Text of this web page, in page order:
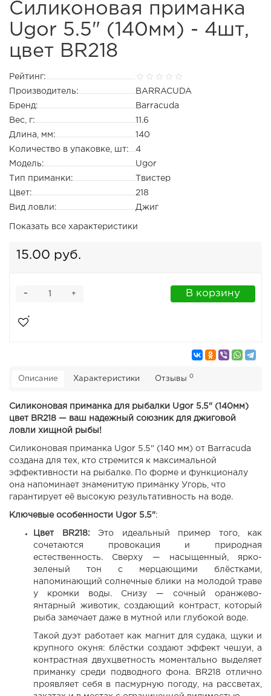
Силиконовая приманка
Ugor 5.5" (140мм) - 4шт,
цвет BR218
Рейтинг:
Производитель:
BARRACUDA
Бренд:
Barracuda
Вес, г:
11.6
Длина, мм:
140
Количество в упаковке, шт:
4
Модель:
Ugor
Тип приманки:
Твистер
Цвет:
218
Вид ловли:
Джиг
Показать все характеристики
15.00 руб.
+
- В корзину
Описание Характеристики Отзывы 0
Силиконовая приманка для рыбалки Ugor 5.5" (140мм)
цвет BR218 — ваш надежный союзник для джиговой
ловли хищной рыбы!
Силиконовая приманка Ugor 5.5" (140 мм) от Barracuda
создана для тех, кто стремится к максимальной
эффективности на рыбалке. По форме и функционалу
она напоминает знаменитую приманку Угорь, что
гарантирует её высокую результативность на воде.
Ключевые особенности Ugor 5.5":
Цвет BR218: Это идеальный пример того, как
сочетаются провокация и природная
естественность. Сверху — насыщенный, ярко-
зеленый тон с мерцающими блёстками,
напоминающий солнечные блики на молодой траве
у кромки воды. Снизу — сочный оранжево-
янтарный животик, создающий контраст, который
рыба замечает даже в мутной или глубокой воде.
Такой дуэт работает как магнит для судака, щуки и
крупного окуня: блёстки создают эффект чешуи, а
контрастная двухцветность моментально выделяет
приманку среди подводного фона. BR218 отлично
проявляет себя в пасмурную погоду, на рассветах,